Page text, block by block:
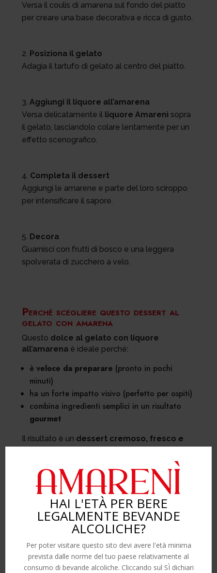
HAI L'ETÀ PER BERE
LEGALMENTE BEVANDE
ALCOLICHE?
Per poter visitare questo sito devi avere l'età minima
prevista dalle norme del tuo paese relativamente al
consumo di bevande alcoliche. Cliccando sul SÌ dichiari
Versa il coulis di amarena sul fondo del piatto
per creare una base decorativa e ricca di gusto.
Posiziona il gelato
Adagia il tartufo di gelato al centro del piatto.
Aggiungi il liquore all’amarena
Versa delicatamente il liquore Amarenì sopra
il gelato, lasciandolo colare lentamente per un
effetto scenografico.
Completa il dessert
Aggiungi le amarene e parte del loro sciroppo
per intensificare il sapore.
Decora
Guarnisci con frutti di bosco e una leggera
spolverata di zucchero a velo.
Perché scegliere questo dessert al
gelato con amarena
Questo dolce al gelato con liquore
all’amarenaè ideale perché:
è veloce da preparare (pronto in pochi
minuti)
ha un forte impatto visivo (perfetto per ospiti)
combina ingredienti semplici in un risultato
gourmet
Il risultato è un dessert cremoso, fresco e
aromatico, perfetto per chi cerca